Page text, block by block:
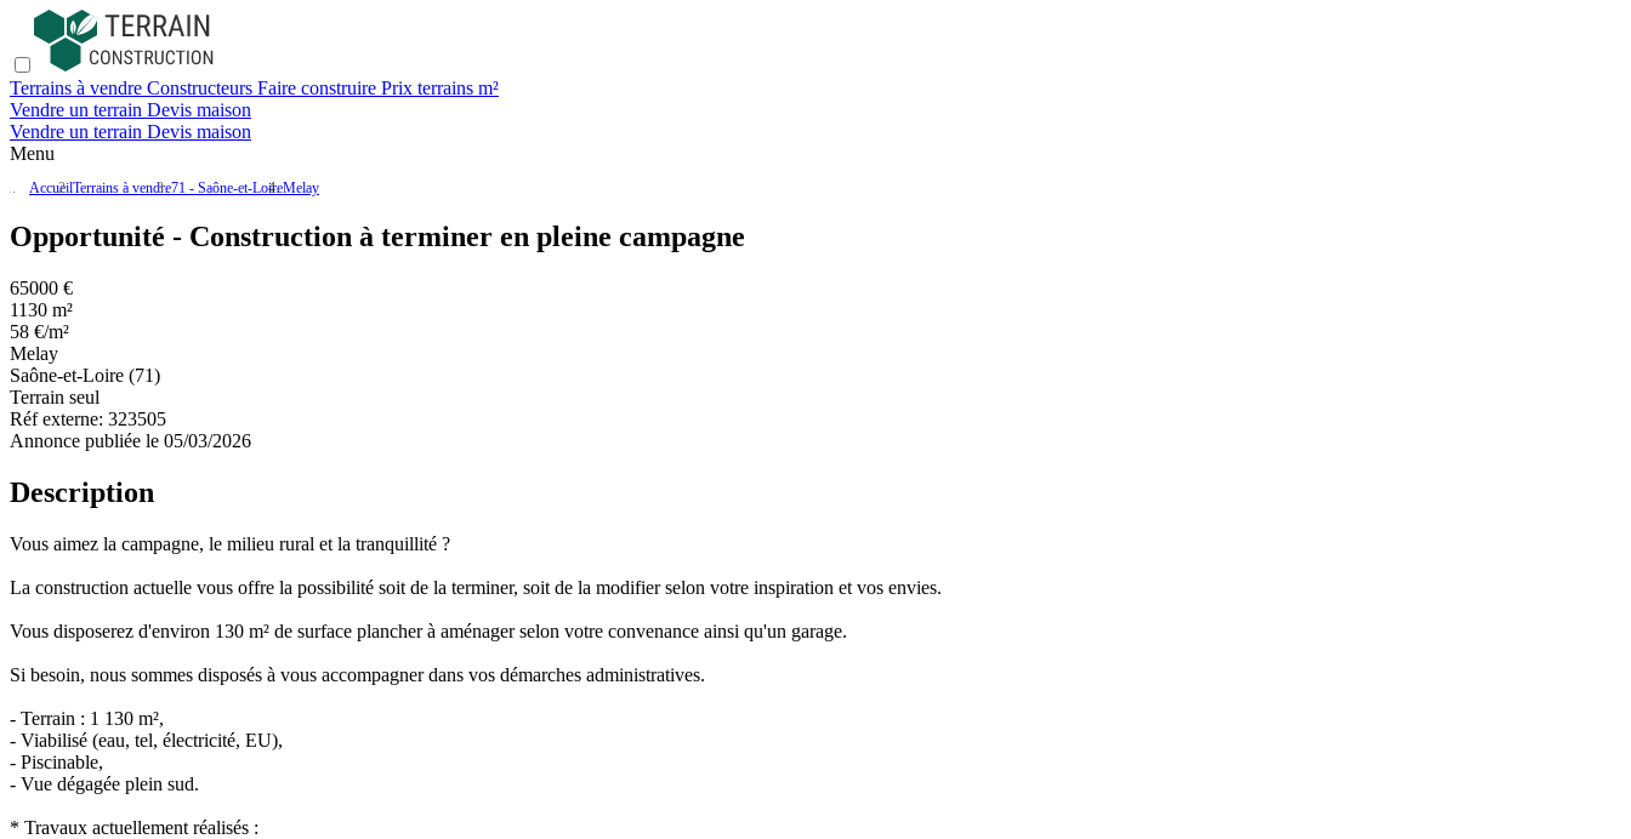
Terrains à vendre Constructeurs Faire construire Prix terrains m²
Vendre un terrain Devis maison
Vendre un terrain Devis maison
Menu
AccueilTerrains à vendre71 - Saône-et-LoireMelay
Opportunité - Construction à terminer en pleine campagne
65000 €
1130 m²
58 €/m²
Melay
Saône-et-Loire (71)
Terrain seul
Réf externe: 323505
Annonce publiée le 05/03/2026
Description
Vous aimez la campagne, le milieu rural et la tranquillité ?
La construction actuelle vous offre la possibilité soit de la terminer, soit de la modifier selon votre inspiration et vos envies.
Vous disposerez d'environ 130 m² de surface plancher à aménager selon votre convenance ainsi qu'un garage.
Si besoin, nous sommes disposés à vous accompagner dans vos démarches administratives.
- Terrain : 1 130 m²,
- Viabilisé (eau, tel, électricité, EU),
- Piscinable,
- Vue dégagée plein sud.
* Travaux actuellement réalisés :